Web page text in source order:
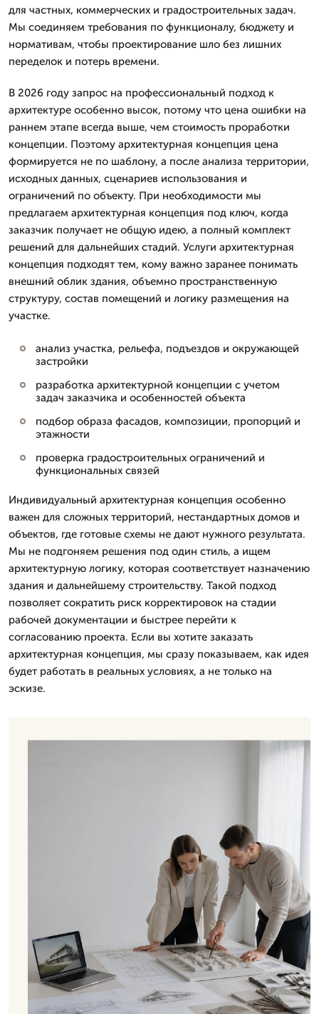
для частных, коммерческих и градостроительных задач.
Мы соединяем требования по функционалу, бюджету и
нормативам, чтобы проектирование шло без лишних
переделок и потерь времени.
В 2026 году запрос на профессиональный подход к
архитектуре особенно высок, потому что цена ошибки на
раннем этапе всегда выше, чем стоимость проработки
концепции. Поэтому архитектурная концепция цена
формируется не по шаблону, а после анализа территории,
исходных данных, сценариев использования и
ограничений по объекту. При необходимости мы
предлагаем архитектурная концепция под ключ, когда
заказчик получает не общую идею, а полный комплект
решений для дальнейших стадий. Услуги архитектурная
концепция подходят тем, кому важно заранее понимать
внешний облик здания, объемно пространственную
структуру, состав помещений и логику размещения на
участке.
анализ участка, рельефа, подъездов и окружающей
застройки
разработка архитектурной концепции с учетом
задач заказчика и особенностей объекта
подбор образа фасадов, композиции, пропорций и
этажности
проверка градостроительных ограничений и
функциональных связей
Индивидуальный архитектурная концепция особенно
важен для сложных территорий, нестандартных домов и
объектов, где готовые схемы не дают нужного результата.
Мы не подгоняем решения под один стиль, а ищем
архитектурную логику, которая соответствует назначению
здания и дальнейшему строительству. Такой подход
позволяет сократить риск корректировок на стадии
рабочей документации и быстрее перейти к
согласованию проекта. Если вы хотите заказать
архитектурная концепция, мы сразу показываем, как идея
будет работать в реальных условиях, а не только на
эскизе.